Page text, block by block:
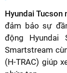
Hyundai Tucson
đảm bảo sự
động Hyundai
Smartstream
(H-TRAC) giúp